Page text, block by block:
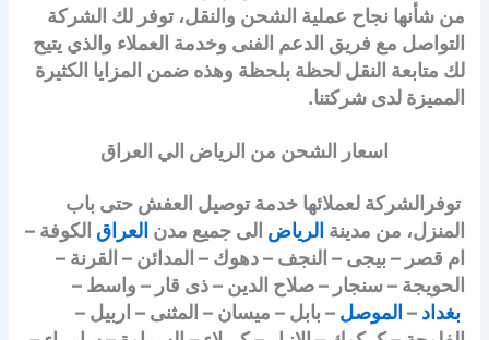
من شأنها نجاح عملية الشحن والنقل، توفر لك الشركة
التواصل مع فريق الدعم الفنى وخدمة العملاء والذي يتيح
لك متابعة النقل لحظة بلحظة وهذه ضمن المزايا الكثيرة
المميزة لدى شركتنا.
اسعار الشحن من الرياض الي العراق
توفرالشركة لعملائها خدمة توصيل العفش حتى باب
المنزل، من مدينة الرياض الى جميع مدن العراق الكوفة –
ام قصر – بيجى – النجف – دهوك – المدائن – القرنة –
الحويجة – سنجار – صلاح الدين – ذى قار – واسط –
بغداد – الموصل – بابل – ميسان – المثنى – اربيل –